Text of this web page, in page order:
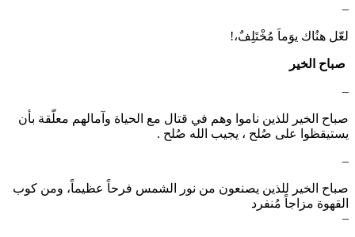
–
‏لعّل هنُاك يوَماَ مُخْتَلِفٌ،!
⁧ صباح الخير ⁩
–
صباح الخير للذين ناموا وهم في قتال مع الحياة وآمالهم معلّقة بأن
يستيقظوا على صُلح ، يجيب الله صُلح .
–
صباح الخير للذين يصنعون من نور الشمس فرحاً عظيماً، ومن كوب
القهوة مزاجاً مُنفرد
–